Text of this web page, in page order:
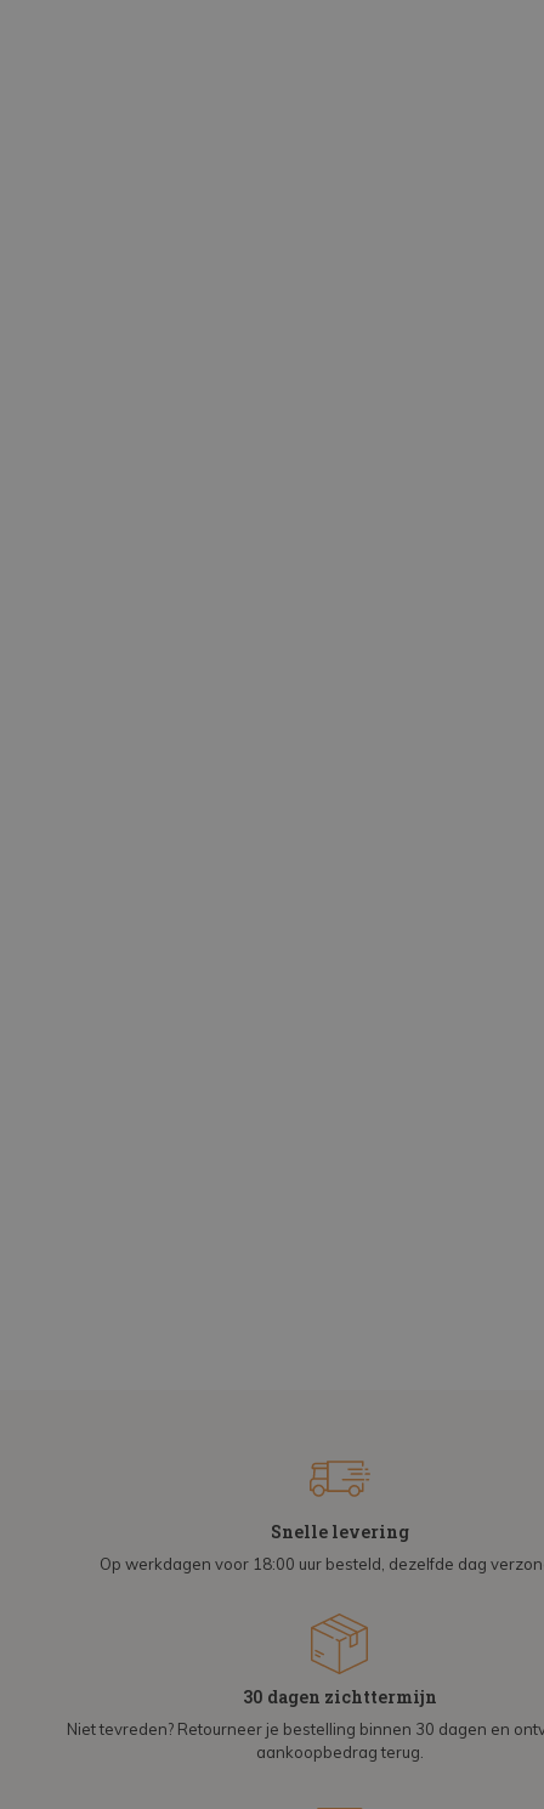
Snelle levering
Op werkdagen voor 18:00 uur besteld, dezelfde dag
30 dagen zichttermijn
Niet tevreden? Retourneer je bestelling binnen 30 dagen en
aankoopbedrag terug.